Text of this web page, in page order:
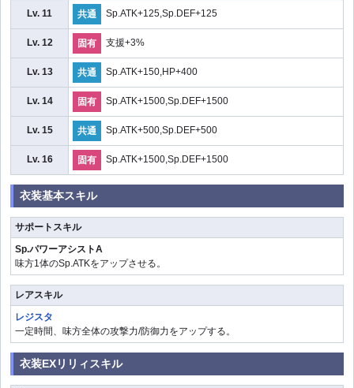
Lv. 11 共通 Sp.ATK+125,Sp.DEF+125
Lv. 12 固有 支援+3%
Lv. 13 共通 Sp.ATK+150,HP+400
Lv. 14 固有 Sp.ATK+1500,Sp.DEF+1500
Lv. 15 共通 Sp.ATK+500,Sp.DEF+500
Lv. 16 固有 Sp.ATK+1500,Sp.DEF+1500
衣装基本スキル
サポートスキル
Sp.パワーアシストA
味方1体のSp.ATKをアップさせる。
レアスキル
レジスタ
一定時間、味方全体の攻撃力/防御力をアップする。
衣装EXリリィスキル